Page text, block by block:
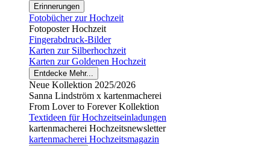
Erinnerungen
Fotobücher zur Hochzeit
Fotoposter Hochzeit
Fingerabdruck-Bilder
Karten zur Silberhochzeit
Karten zur Goldenen Hochzeit
Entdecke Mehr...
Neue Kollektion 2025/2026
Sanna Lindström x kartenmacherei
From Lover to Forever Kollektion
Textideen für Hochzeitseinladungen
kartenmacherei Hochzeitsnewsletter
kartenmacherei Hochzeitsmagazin